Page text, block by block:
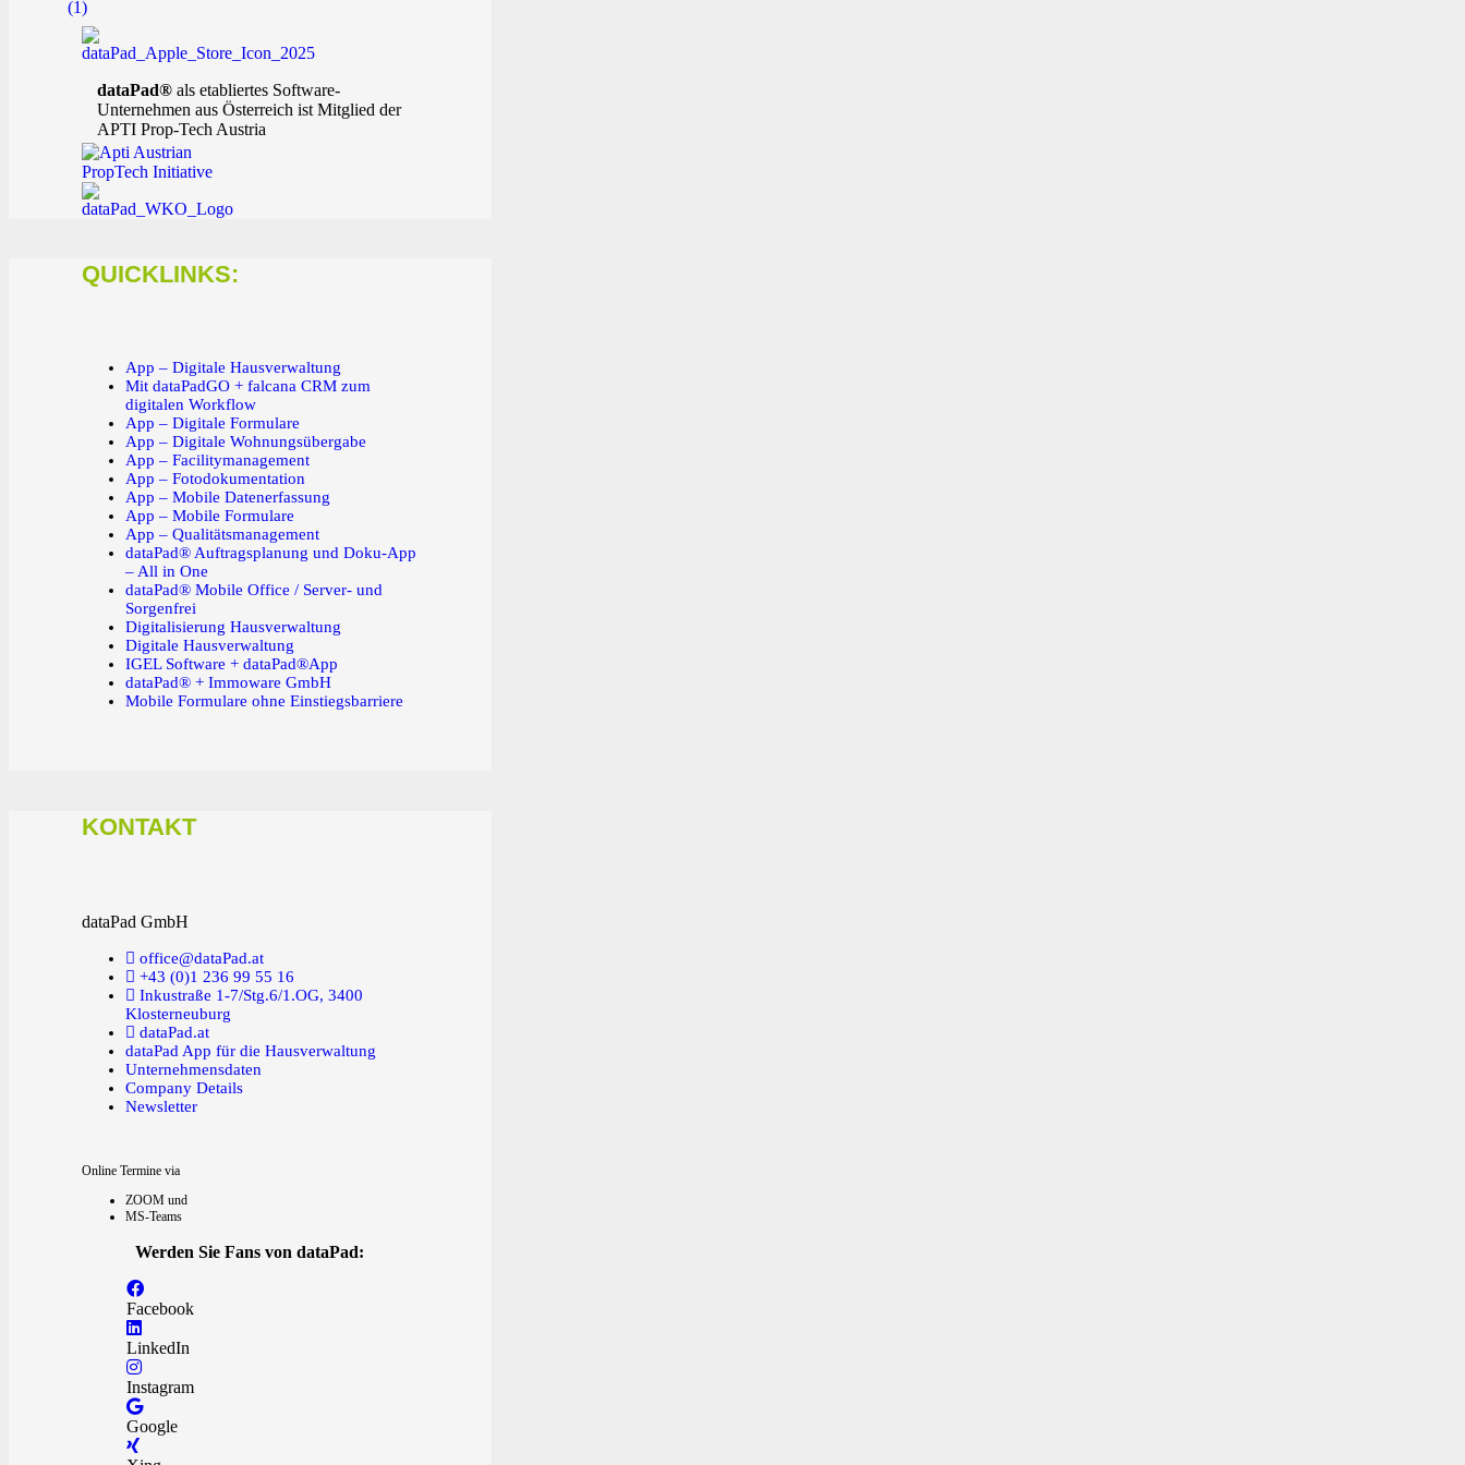
dataPad® als etabliertes Software-
Unternehmen aus Österreich ist Mitglied der
APTI Prop-Tech Austria
QUICKLINKS:
App – Digitale Hausverwaltung
Mit dataPadGO + falcana CRM zum
digitalen Workflow
App – Digitale Formulare
App – Digitale Wohnungsübergabe
App – Facilitymanagement
App – Fotodokumentation
App – Mobile Datenerfassung
App – Mobile Formulare
App – Qualitätsmanagement
dataPad® Auftragsplanung und Doku-App
– All in One
dataPad® Mobile Office / Server- und
Sorgenfrei
Digitalisierung Hausverwaltung
Digitale Hausverwaltung
IGEL Software + dataPad®App
dataPad® + Immoware GmbH
Mobile Formulare ohne Einstiegsbarriere
KONTAKT
dataPad GmbH
office@dataPad.at
+43 (0)1 236 99 55 16
Inkustraße 1-7/Stg.6/1.OG, 3400
Klosterneuburg
dataPad.at
dataPad App für die Hausverwaltung
Unternehmensdaten
Company Details
Newsletter
Online Termine via
ZOOM und
MS-Teams
Werden Sie Fans von dataPad:
Facebook
LinkedIn
Instagram
Google